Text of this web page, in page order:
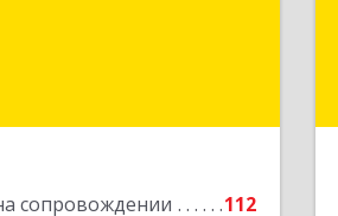
сопровождении
112
Подробнее